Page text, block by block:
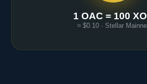
1 OAC = 100
≈ $0.10 · Stellar